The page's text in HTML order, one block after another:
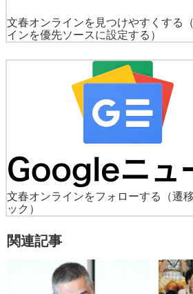
文春オンラインを見つけやすくする
インを優先ソースに設定する）
文春オンラインをフォローする
（遷
ック）
関連記事